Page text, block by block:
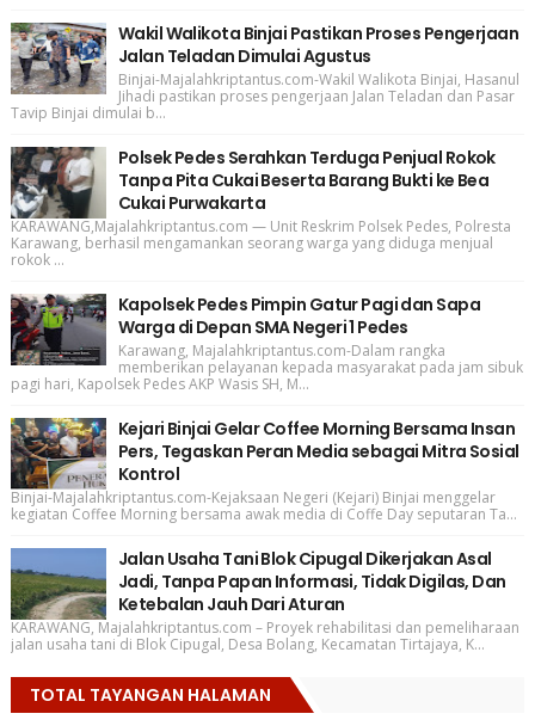
Wakil Walikota Binjai Pastikan Proses Pengerjaan
Jalan Teladan Dimulai Agustus
Binjai-Majalahkriptantus.com-Wakil Walikota Binjai, Hasanul
Jihadi pastikan proses pengerjaan Jalan Teladan dan Pasar
Tavip Binjai dimulai b...
Polsek Pedes Serahkan Terduga Penjual Rokok
Tanpa Pita Cukai Beserta Barang Bukti ke Bea
Cukai Purwakarta
KARAWANG,Majalahkriptantus.com — Unit Reskrim Polsek Pedes, Polresta
Karawang, berhasil mengamankan seorang warga yang diduga menjual
rokok ...
Kapolsek Pedes Pimpin Gatur Pagi dan Sapa
Warga di Depan SMA Negeri 1 Pedes
Karawang, Majalahkriptantus.com-Dalam rangka
memberikan pelayanan kepada masyarakat pada jam sibuk
pagi hari, Kapolsek Pedes AKP Wasis SH, M...
Kejari Binjai Gelar Coffee Morning Bersama Insan
Pers, Tegaskan Peran Media sebagai Mitra Sosial
Kontrol
Binjai-Majalahkriptantus.com-Kejaksaan Negeri (Kejari) Binjai menggelar
kegiatan Coffee Morning bersama awak media di Coffe Day seputaran Ta...
Jalan Usaha Tani Blok Cipugal Dikerjakan Asal
Jadi, Tanpa Papan Informasi, Tidak Digilas, Dan
Ketebalan Jauh Dari Aturan
KARAWANG, Majalahkriptantus.com – Proyek rehabilitasi dan pemeliharaan
jalan usaha tani di Blok Cipugal, Desa Bolang, Kecamatan Tirtajaya, K...
TOTAL TAYANGAN HALAMAN